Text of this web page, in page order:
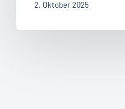
2. Oktober 2025